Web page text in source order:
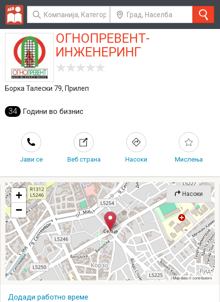
ОГНОПРЕВЕНТ-
ИНЖЕНЕРИНГ
Борка Талески 79, Прилеп
34 Години во бизнис
Јави се Веб страна Насоки Мислења
+
−
|Map data ©contributors
Насоки
Додади работно време